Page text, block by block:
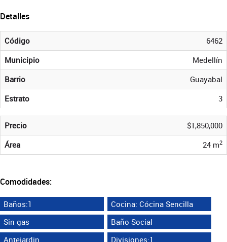
Detalles
Código
6462
Municipio
Medellín
Barrio
Guayabal
Estrato
3
Precio
$1,850,000
Área
24 m2
Comodidades:
Baños:1
Cocina: Cócina Sencilla
Sin gas
Baño Social
Antejardin
Divisiones:1